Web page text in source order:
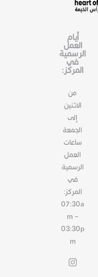
أيام
العمل
الرسمية
في
المركز:
من
الاثنين
إلى
الجمعة
ساعات
العمل
الرسمية
في
المركز:
07:30a
m –
03:30p
m